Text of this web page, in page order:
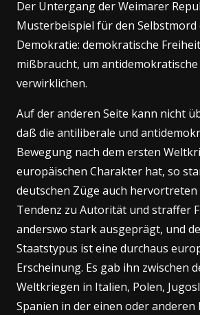
Der Untergang der Weimarer
Musterbeispiel für den Selbstmord
Demokratie: demokratische
mißbraucht, um antidemokratische
verwirklichen.
Auf der anderen Seite kann nicht
daß die antiliberale und
Bewegung nach dem ersten
europäischen Charakter hat, so
deutschen Züge auch hervortreten
Tendenz zu Autorität und straffer
anderswo stark ausgeprägt, und
Staatstypus ist eine durchaus
Erscheinung. Es gab ihn zwischen
Weltkriegen in Italien, Polen,
Spanien in der einen oder anderen